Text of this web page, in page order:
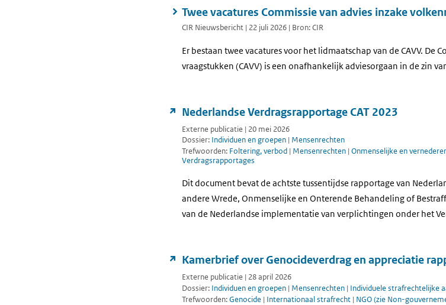
Twee vacatures Commissie van advies inzake
CIR Nieuwsbericht | 22 juli 2026 | Bron: CIR
Er bestaan twee vacatures voor het lidmaatschap van de CAVV. De
vraagstukken (CAVV) is een onafhankelijk adviesorgaan in de zin
Nederlandse Verdragsrapportage CAT 2023
Externe publicatie | 20 mei 2026
Dossier: Individuen en groepen | Mensenrechten
Trefwoorden: Foltering, verbod | Mensenrechten | Onmenselijke en
Verdragsrapportages
Dit document bevat de achtste tussentijdse rapportage van
andere Wrede, Onmenselijke en Onterende Behandeling of
van de Nederlandse implementatie van verplichtingen onder het
Kamerbrief over Genocideverdrag en appreciatie
Externe publicatie | 28 april 2026
Dossier: Individuen en groepen | Mensenrechten | Individuele strafrechtelijke
Trefwoorden:Genocide | Internationaal strafrecht | NGO (zie Non-